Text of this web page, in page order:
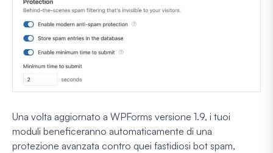
Una volta aggiornato a WPForms versione 1.9, i tuoi
moduli beneficeranno automaticamente di una
protezione avanzata contro quei fastidiosi bot spam,